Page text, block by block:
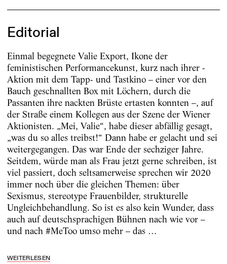
Editorial
Einmal begegnete Valie Export, Ikone der
feministischen Performancekunst, kurz nach ihrer ­
Aktion mit dem Tapp- und Tastkino – einer vor den
Bauch geschnallten Box mit Löchern, durch die
Passanten ihre nackten Brüste ertasten konnten –, auf
der Straße einem Kollegen aus der Szene der Wiener
Aktionisten. „Mei, Valie“, habe dieser abfällig gesagt,
„was du so alles treibst!“ Dann habe er gelacht und sei
weitergegangen. Das war Ende der sechziger Jahre.
Seitdem, würde man als Frau jetzt gerne schreiben, ist
viel passiert, doch seltsamerweise sprechen wir 2020
immer noch über die ­gleichen Themen: über
Sexismus, stereotype Frauenbilder, strukturelle
Ungleichbehandlung. So ist es also kein Wunder, dass
auch auf deutschsprachigen Bühnen nach wie vor –
und nach #MeToo umso mehr – das …
WEITERLESEN